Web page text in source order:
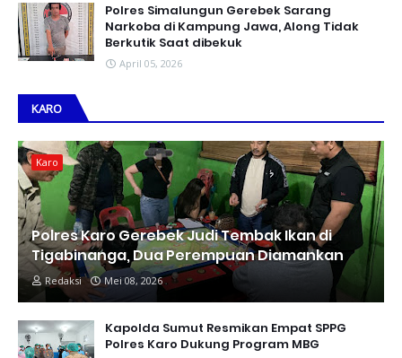
Polres Simalungun Gerebek Sarang
Narkoba di Kampung Jawa, Along Tidak
Berkutik Saat dibekuk
April 05, 2026
KARO
Karo
Polres Karo Gerebek Judi Tembak Ikan di
Tigabinanga, Dua Perempuan Diamankan
Redaksi Mei 08, 2026
Kapolda Sumut Resmikan Empat SPPG
Polres Karo Dukung Program MBG